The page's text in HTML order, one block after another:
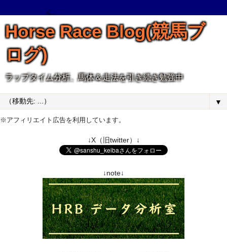
Horse Race Blog(競馬ブ
ログ)
ラップタイム分析、馬体＆走法を引き続き勉強中
▼
※アフィリエイト広告を利用しています。
↓X（旧twitter）↓
↓note↓